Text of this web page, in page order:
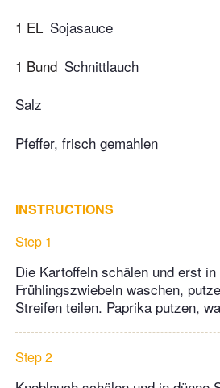
1 EL Sojasauce
1 Bund Schnittlauch
Salz
Pfeffer, frisch gemahlen
INSTRUCTIONS
Step 1
Die Kartoffeln schälen und erst
Frühlingszwiebeln waschen,
Streifen teilen. Paprika putzen,
Step 2